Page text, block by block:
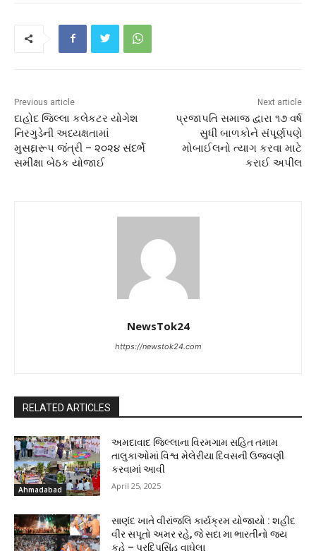
Previous article
દાહોદ જિલ્લા કલેકટર યોગેશ
નિરગુડેની અધ્યક્ષતામાં
મુસદ્દારૂપ જંત્રી – ૨૦૨૪ સંદર્ભે
સમીક્ષા બેઠક યોજાઈ
Next article
પ્રજાપતિ સમાજ દ્વારા ૧૭ વર્ષ
સુધી બાળકોને સંપૂર્ણપણે
મોબાઈલનો ત્યાગ કરવા માટે
કરાઈ અપીલ
NewsTok24
https://newstok24.com
RELATED ARTICLES
Ahmadabad
અમદાવાદ જિલ્લાના વિરમગામ સહિત તમામ
તાલુકાઓમાં વિશ્વ મેલેરીયા દિવસની ઉજવણી
કરવામાં આવી
April 25, 2025
સાણંદ ખાતે વીરાંજલિ કાર્યક્રમ યોજાયો : શહીદ
વીર સપૂતો અમર રહે, જે સદા મા ભારતીનો જય
કહે – પ્રદિપસિંહ વાઘેલા